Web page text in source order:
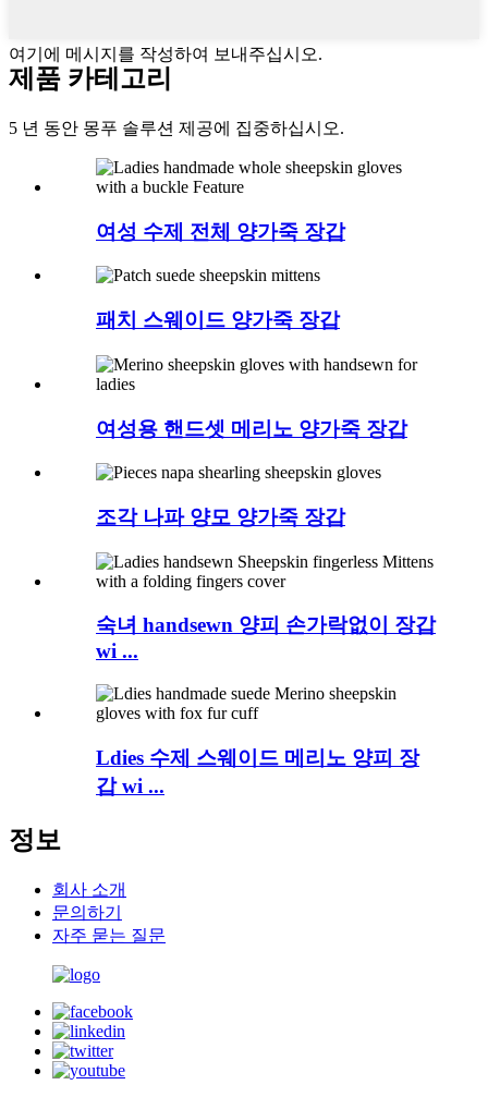
여기에 메시지를 작성하여 보내주십시오.
제품 카테고리
5 년 동안 몽푸 솔루션 제공에 집중하십시오.
여성 수제 전체 양가죽 장갑
패치 스웨이드 양가죽 장갑
여성용 핸드셋 메리노 양가죽 장갑
조각 나파 양모 양가죽 장갑
숙녀 handsewn 양피 손가락없이 장갑
wi ...
Ldies 수제 스웨이드 메리노 양피 장
갑 wi ...
정보
회사 소개
문의하기
자주 묻는 질문